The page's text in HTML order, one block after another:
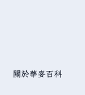
關於華麥百科